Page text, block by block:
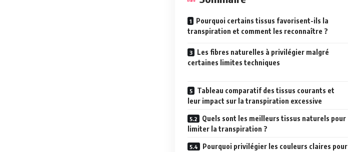
Pourquoi certains tissus favorisent-ils la
transpiration et comment les reconnaître ?
Les fibres naturelles à privilégier malgré
certaines limites techniques
Tableau comparatif des tissus courants et
leur impact sur la transpiration excessive
Quels sont les meilleurs tissus naturels pour
limiter la transpiration ?
Pourquoi privilégier les couleurs claires pour